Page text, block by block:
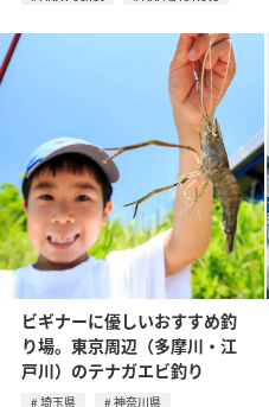
ビギナーに優しいおすすめ釣
り場。東京周辺（多摩川・江
戸川）のテナガエビ釣り
埼玉県
神奈川県